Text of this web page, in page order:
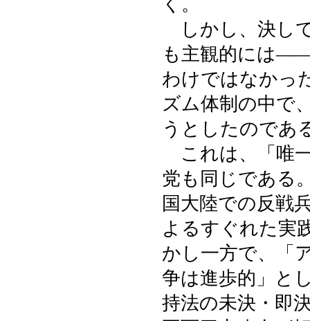
く。
しかし、決し
も主観的には
わけではなかっ
ズム体制の中で
うとしたのであ
これは、「唯
党も同じである
国大陸での反戦
よるすぐれた実
かし一方で、「
争は進歩的」と
持法の未決・即